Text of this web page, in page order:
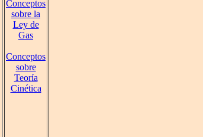
Conceptos
sobre la
Ley de
Gas
Conceptos
sobre
Teoría
Cinética